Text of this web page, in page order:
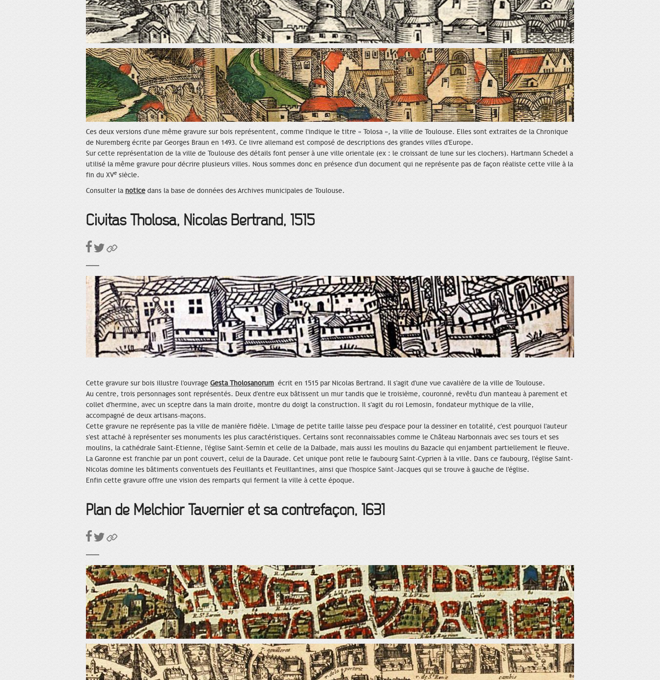
Ces deux versions d'une même gravure sur bois représentent, comme l'indique le titre « Tolosa », la ville de Toulouse. Elles sont extraites de la Chronique
de Nuremberg écrite par Georges Braun en 1493. Ce livre allemand est composé de descriptions des grandes villes d'Europe.
Sur cette représentation de la ville de Toulouse des détails font penser à une ville orientale (ex : le croissant de lune sur les clochers). Hartmann Schedel a
utilisé la même gravure pour décrire plusieurs villes. Nous sommes donc en présence d'un document qui ne représente pas de façon réaliste cette ville à la
fin du XVe siècle.
Consulter la notice dans la base de données des Archives municipales de Toulouse.
Civitas Tholosa, Nicolas Bertrand, 1515
Cette gravure sur bois illustre l'ouvrage Gesta Tholosanorum écrit en 1515 par Nicolas Bertrand. Il s'agit d'une vue cavalière de la ville de Toulouse.
Au centre, trois personnages sont représentés. Deux d'entre eux bâtissent un mur tandis que le troisième, couronné, revêtu d'un manteau à parement et
collet d'hermine, avec un sceptre dans la main droite, montre du doigt la construction. Il s'agit du roi Lemosin, fondateur mythique de la ville,
accompagné de deux artisans-maçons.
Cette gravure ne représente pas la ville de manière fidèle. L'image de petite taille laisse peu d'espace pour la dessiner en totalité, c'est pourquoi l'auteur
s'est attaché à représenter ses monuments les plus caractéristiques. Certains sont reconnaissables comme le Château Narbonnais avec ses tours et ses
moulins, la cathédrale Saint-Etienne, l'église Saint-Sernin et celle de la Dalbade, mais aussi les moulins du Bazacle qui enjambent partiellement le fleuve.
La Garonne est franchie par un pont couvert, celui de la Daurade. Cet unique pont relie le faubourg Saint-Cyprien à la ville. Dans ce faubourg, l'église Saint-
Nicolas domine les bâtiments conventuels des Feuillants et Feuillantines, ainsi que l'hospice Saint-Jacques qui se trouve à gauche de l'église.
Enfin cette gravure offre une vision des remparts qui ferment la ville à cette époque.
Plan de Melchior Tavernier et sa contrefaçon, 1631